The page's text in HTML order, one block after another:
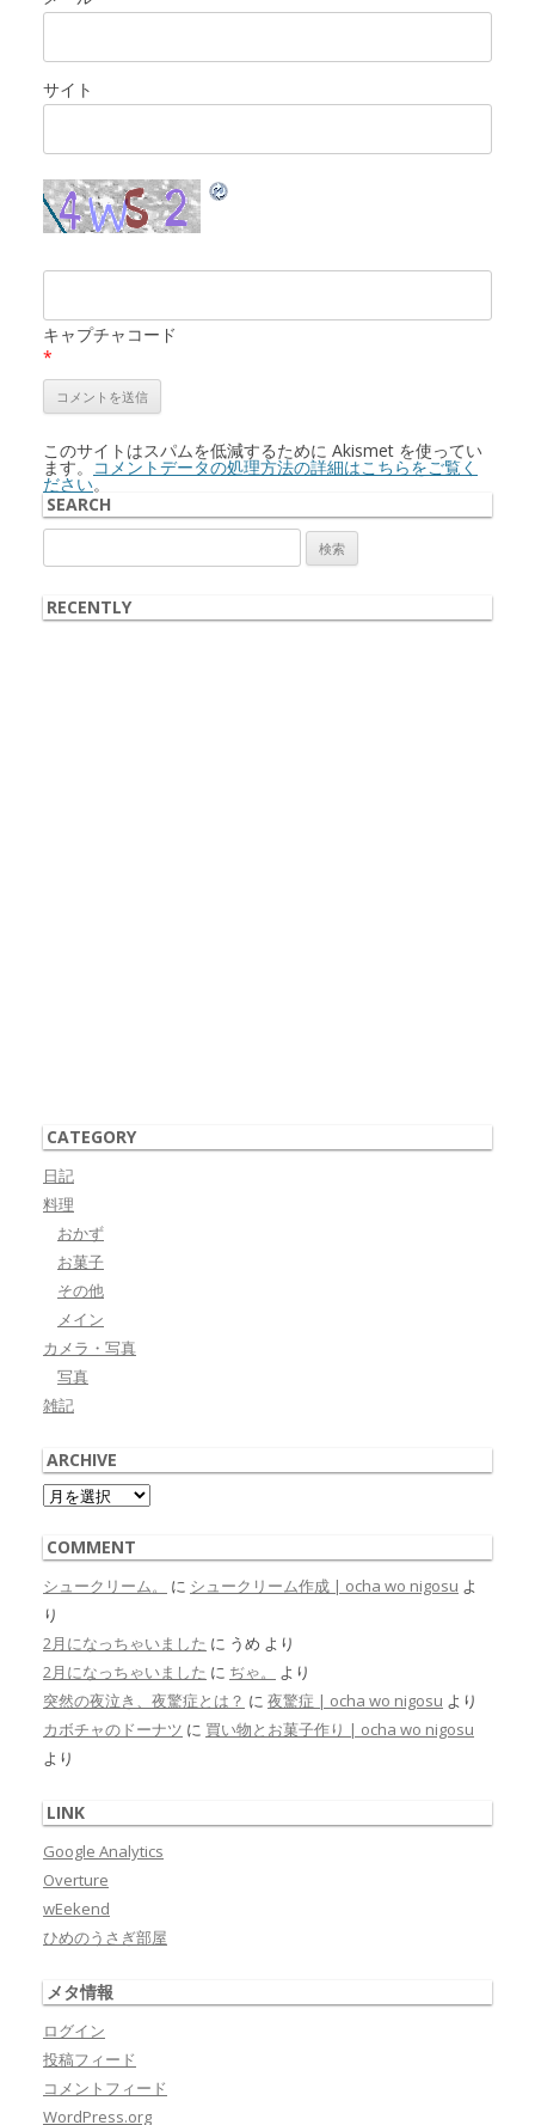
サイト
キャプチャコード
*
このサイトはスパムを低減するために Akismet を使ってい
ます。 コメントデータの処理方法の詳細はこちらをご覧く
ださい。
SEARCH
索:
RECENTLY
CATEGORY
日記
料理
おかず
お菓子
その他
メイン
カメラ・写真
写真
雑記
ARCHIVE
Archive
COMMENT
シュークリーム。 に シュークリーム作成 | ocha wo nigosu よ
り
2月になっちゃいました に うめ より
2月になっちゃいました に ぢゃ。
より
突然の夜泣き、夜驚症とは？ に 夜驚症 | ocha wo nigosu より
カボチャのドーナツ に 買い物とお菓子作り | ocha wo nigosu
より
LINK
Google Analytics
Overture
wEekend
ひめのうさぎ部屋
メタ情報
ログイン
投稿フィード
コメントフィード
WordPress.org